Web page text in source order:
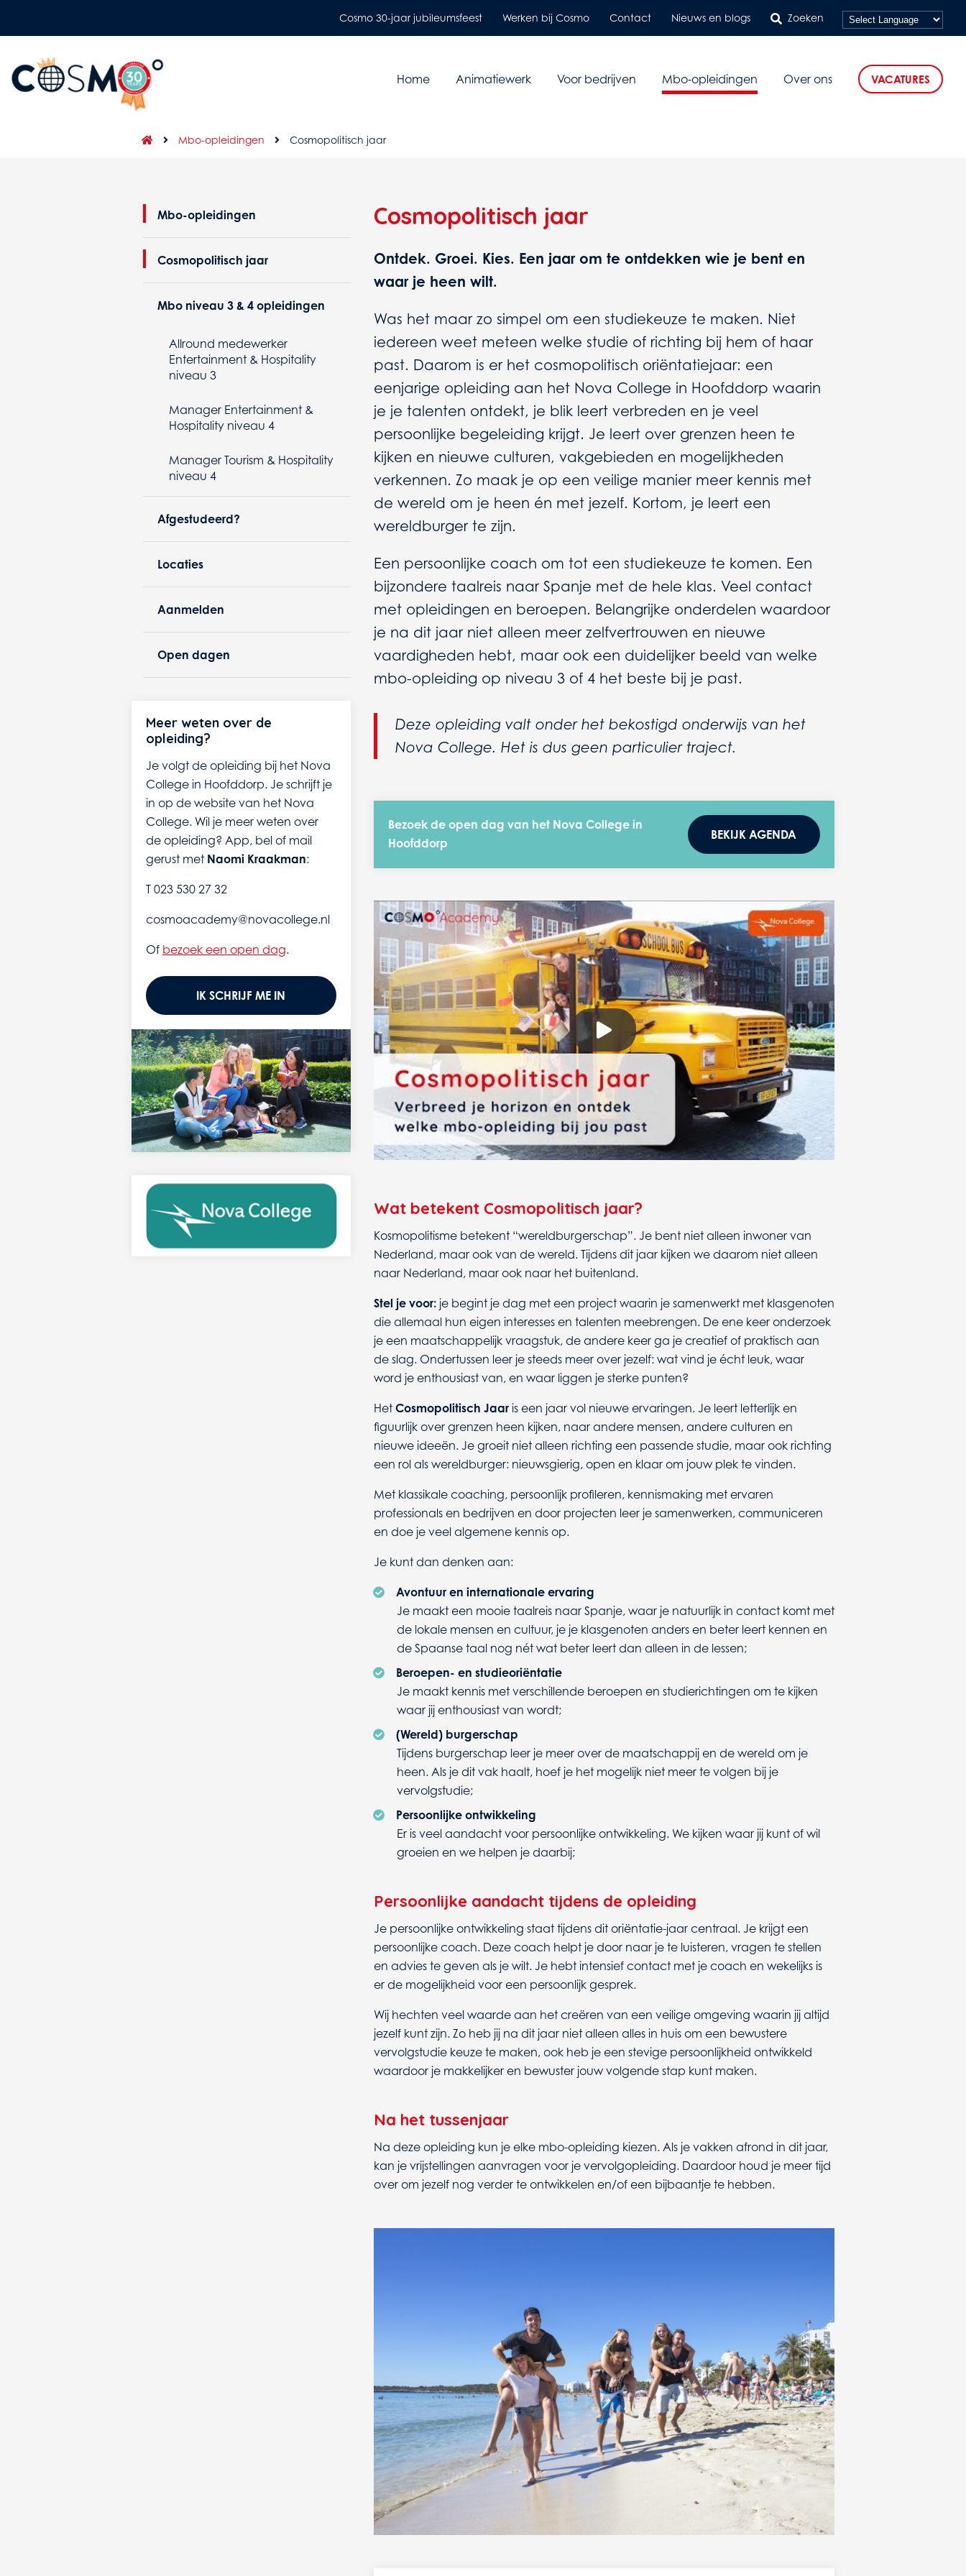
Cosmo 30-jaar jubileumsfeest Werken bij Cosmo Contact Nieuws en blogs Zoeken
Home Animatiewerk Voor bedrijven Mbo-opleidingen Over ons VACATURES
Mbo-opleidingen Cosmopolitisch jaar
Cosmopolitisch jaar
Ontdek. Groei. Kies. Een jaar om te ontdekken wie je bent en
waar je heen wilt.
Was het maar zo simpel om een studiekeuze te maken. Niet
iedereen weet meteen welke studie of richting bij hem of haar
past. Daarom is er het cosmopolitisch oriëntatiejaar: een
eenjarige opleiding aan het Nova College in Hoofddorp waarin
je je talenten ontdekt, je blik leert verbreden en je veel
persoonlijke begeleiding krijgt. Je leert over grenzen heen te
kijken en nieuwe culturen, vakgebieden en mogelijkheden
verkennen. Zo maak je op een veilige manier meer kennis met
de wereld om je heen én met jezelf. Kortom, je leert een
wereldburger te zijn.
Een persoonlijke coach om tot een studiekeuze te komen. Een
bijzondere taalreis naar Spanje met de hele klas. Veel contact
met opleidingen en beroepen. Belangrijke onderdelen waardoor
je na dit jaar niet alleen meer zelfvertrouwen en nieuwe
vaardigheden hebt, maar ook een duidelijker beeld van welke
mbo-opleiding op niveau 3 of 4 het beste bij je past.
Deze opleiding valt onder het bekostigd onderwijs van het
Nova College. Het is dus geen particulier traject.
Bezoek de open dag van het Nova College in
Hoofddorp
BEKIJK AGENDA
Wat betekent Cosmopolitisch jaar?
Kosmopolitisme betekent “wereldburgerschap”. Je bent niet alleen inwoner van
Nederland, maar ook van de wereld. Tijdens dit jaar kijken we daarom niet alleen
naar Nederland, maar ook naar het buitenland.
Stel je voor:je begint je dag met een project waarin je samenwerkt met klasgenoten
die allemaal hun eigen interesses en talenten meebrengen. De ene keer onderzoek
je een maatschappelijk vraagstuk, de andere keer ga je creatief of praktisch aan
de slag. Ondertussen leer je steeds meer over jezelf: wat vind je écht leuk, waar
word je enthousiast van, en waar liggen je sterke punten?
Het Cosmopolitisch Jaaris een jaar vol nieuwe ervaringen. Je leert letterlijk en
figuurlijk over grenzen heen kijken, naar andere mensen, andere culturen en
nieuwe ideeën. Je groeit niet alleen richting een passende studie, maar ook richting
een rol als wereldburger: nieuwsgierig, open en klaar om jouw plek te vinden.
Met klassikale coaching, persoonlijk profileren, kennismaking met ervaren
professionals en bedrijven en door projecten leer je samenwerken, communiceren
en doe je veel algemene kennis op.
Je kunt dan denken aan:
Avontuur en internationale ervaring
Je maakt een mooie taalreis naar Spanje, waar je natuurlijk in contact komt met
de lokale mensen en cultuur, je je klasgenoten anders en beter leert kennen en
de Spaanse taal nog nét wat beter leert dan alleen in de lessen;
Beroepen- en studieoriëntatie
Je maakt kennis met verschillende beroepen en studierichtingen om te kijken
waar jij enthousiast van wordt;
(Wereld) burgerschap
Tijdens burgerschap leer je meer over de maatschappij en de wereld om je
heen. Als je dit vak haalt, hoef je het mogelijk niet meer te volgen bij je
vervolgstudie;
Persoonlijke ontwikkeling
Er is veel aandacht voor persoonlijke ontwikkeling. We kijken waar jij kunt of wil
groeien en we helpen je daarbij;
Persoonlijke aandacht tijdens de opleiding
Je persoonlijke ontwikkeling staat tijdens dit oriëntatie-jaar centraal. Je krijgt een
persoonlijke coach. Deze coach helpt je door naar je te luisteren, vragen te stellen
en advies te geven als je wilt. Je hebt intensief contact met je coach en wekelijks is
er de mogelijkheid voor een persoonlijk gesprek.
Wij hechten veel waarde aan het creëren van een veilige omgeving waarin jij altijd
jezelf kunt zijn. Zo heb jij na dit jaar niet alleen alles in huis om een bewustere
vervolgstudie keuze te maken, ook heb je een stevige persoonlijkheid ontwikkeld
waardoor je makkelijker en bewuster jouw volgende stap kunt maken.
Na het tussenjaar
Na deze opleiding kun je elke mbo-opleiding kiezen. Als je vakken afrond in dit jaar,
kan je vrijstellingen aanvragen voor je vervolgopleiding. Daardoor houd je meer tijd
over om jezelf nog verder te ontwikkelen en/of een bijbaantje te hebben.
Mbo-opleidingen
Cosmopolitisch jaar
Mbo niveau 3 & 4 opleidingen
Allround medewerker
Entertainment & Hospitality
niveau 3
Manager Entertainment &
Hospitality niveau 4
Manager Tourism & Hospitality
niveau 4
Afgestudeerd?
Locaties
Aanmelden
Open dagen
Meer weten over de
opleiding?
Je volgt de opleiding bij het Nova
College in Hoofddorp. Je schrijft je
in op de website van het Nova
College. Wil je meer weten over
de opleiding? App, bel of mail
gerust met Naomi Kraakman:
T 023 530 27 32
cosmoacademy@novacollege.nl
Of bezoek een open dag.
IK SCHRIJF ME IN